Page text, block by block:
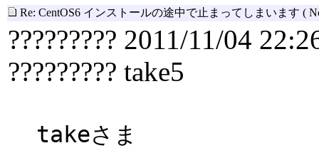
Re: CentOS6 インストールの途中で止まってしまいます (
????????? 2011/11/04
????????? take5
takeさま